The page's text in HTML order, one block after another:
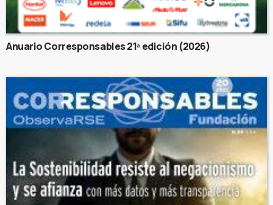
Anuario Corresponsables 21ª edición (2026)